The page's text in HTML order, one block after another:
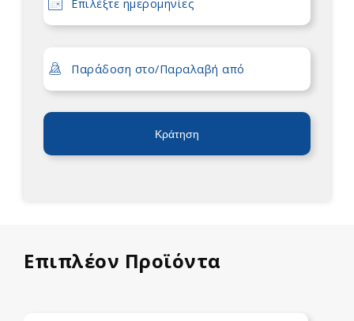
Κράτηση
Επιπλέον Προϊόντα